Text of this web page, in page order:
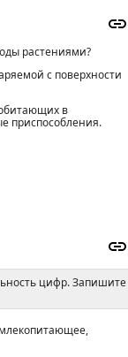
растениями?
с поверхности
в
приспособления.
цифр. Запишите